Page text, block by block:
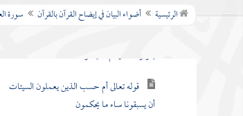
الرئيسية أضواء البيان في إيضاح القرآن بالقرآن سورة
سورة العنكبوت
يقولوا آمنا وهم لا يفتنون
قوله تعالى أم حسب الذين يعملون السيئات
أن يسبقونا ساء ما يحكمون